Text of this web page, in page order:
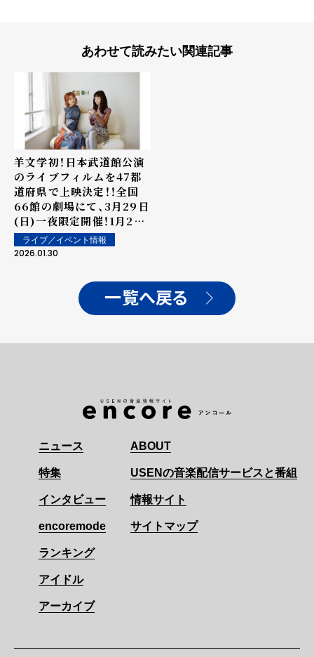
あわせて読みたい関連記事
羊文学初！日本武道館公演
のライブフィルムを47都
道府県で上映決定！！全国
66館の劇場にて、3月29日
(日)一夜限定開催！1月29
日より、チケット先行開
始！
ライブ／イベント情報
2026.01.30
一覧へ戻る
ニュース
特集
インタビュー
encoremode
ランキング
アイドル
アーカイブ
ABOUT
USENの音楽配信サービスと番組
情報サイト
サイトマップ